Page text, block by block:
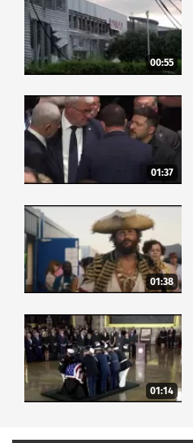
00:55
01:37
01:38
01:14